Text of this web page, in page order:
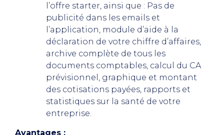
l’offre starter, ainsi que : Pas de
publicité dans les emails et
l’application, module d’aide à la
déclaration de votre chiffre d’affaires,
archive complète de tous les
documents comptables, calcul du CA
prévisionnel, graphique et montant
des cotisations payées, rapports et
statistiques sur la santé de votre
entreprise.
Avantages :